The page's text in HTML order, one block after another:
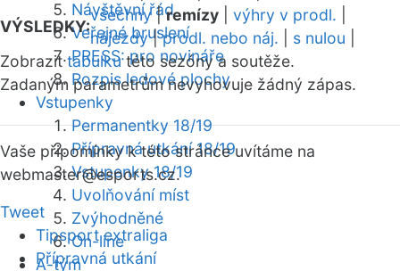
Návštěvní řád
Veřejné bruslení
PRESS: pro novináře
Rozpis ledové plochy
Vstupenky
Permanentky 18/19
Přípravná utkání 18/19
Vstupenky 18/19
Uvolňování míst
Zvýhodněné
On-line
A-tým
VÝSLEDKY:
všechny|remízy výhry v prodl.
nájezdy|prodl. nebo náj. s nulou
Zobrazittabulkutéto sezóny a soutěže.
Zadaným parametrům nevyhovuje žádný zápas.
Vaše připomínky k této stránce uvítáme na
webmaster@esports.cz.
Tweet
Tipsport extraliga
Přípravná utkání